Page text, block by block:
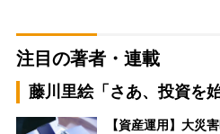
注目の著者・連載
藤川里絵「さあ、投資を
【資産運用】大災